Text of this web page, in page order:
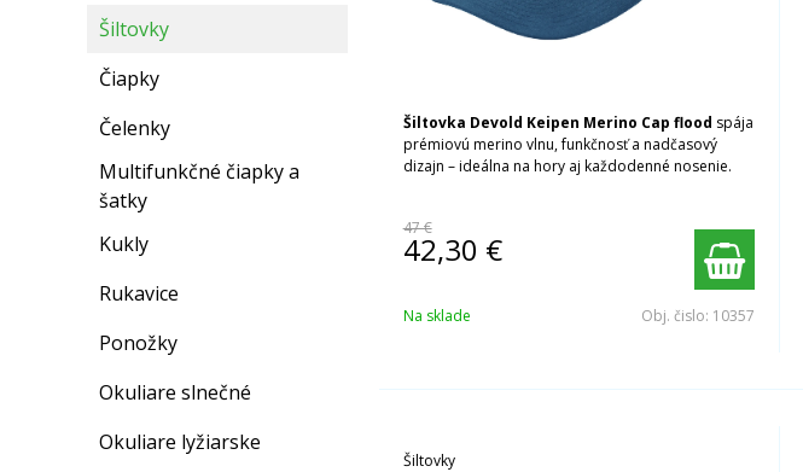
Šiltovka Devold Keipen Merino Cap flood spája
prémiovú merino vlnu, funkčnosť a nadčasový
dizajn – ideálna na hory aj každodenné nosenie.
47 €
42,30 €
Na sklade Obj. čislo: 10357
Šiltovky
Šiltovky
Čiapky
Čelenky
Multifunkčné čiapky a
šatky
Kukly
Rukavice
Ponožky
Okuliare slnečné
Okuliare lyžiarske